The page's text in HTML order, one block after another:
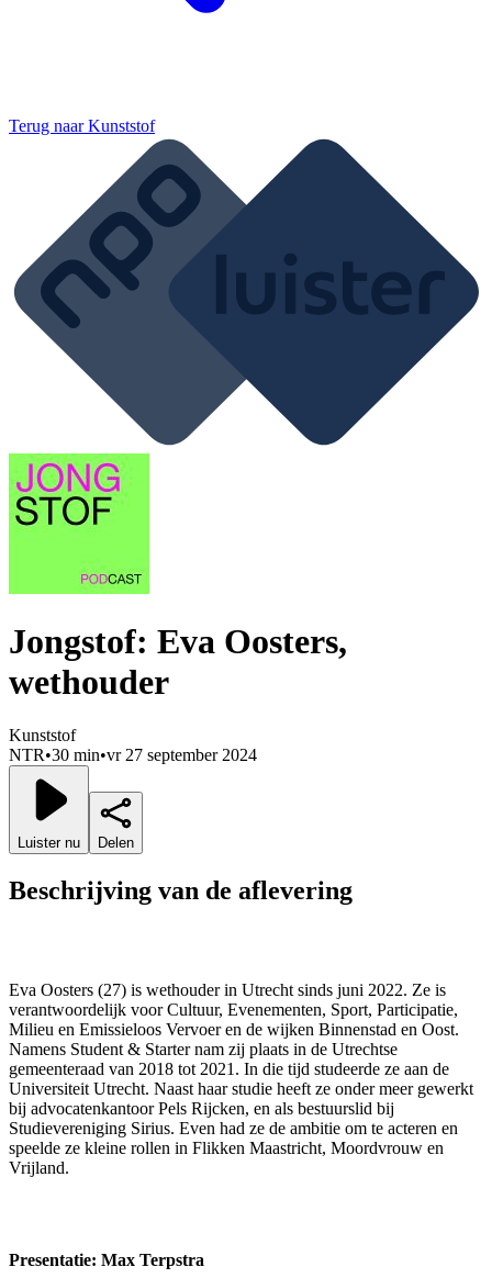
Terug naarKunststof
Jongstof: Eva Oosters,
wethouder
Kunststof
NTR•30 min•vr 27 september 2024
Luister nu Delen
Beschrijving van de aflevering
Eva Oosters (27) is wethouder in Utrecht sinds juni 2022. Ze is
verantwoordelijk voor Cultuur, Evenementen, Sport, Participatie,
Milieu en Emissieloos Vervoer en de wijken Binnenstad en Oost.
Namens Student & Starter nam zij plaats in de Utrechtse
gemeenteraad van 2018 tot 2021. In die tijd studeerde ze aan de
Universiteit Utrecht. Naast haar studie heeft ze onder meer gewerkt
bij advocatenkantoor Pels Rijcken, en als bestuurslid bij
Studievereniging Sirius. Even had ze de ambitie om te acteren en
speelde ze kleine rollen in Flikken Maastricht, Moordvrouw en
Vrijland.
Presentatie: Max Terpstra